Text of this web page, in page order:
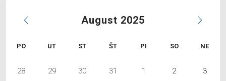
August 2025
PO UT ST ŠT PI SO NE
28 29 30 31 1 2 3